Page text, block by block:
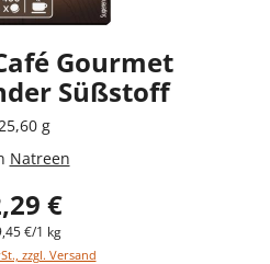
Gourmet
Süßstoff
25,60 g
Natreen
€
€/1 kg
zzgl. Versand